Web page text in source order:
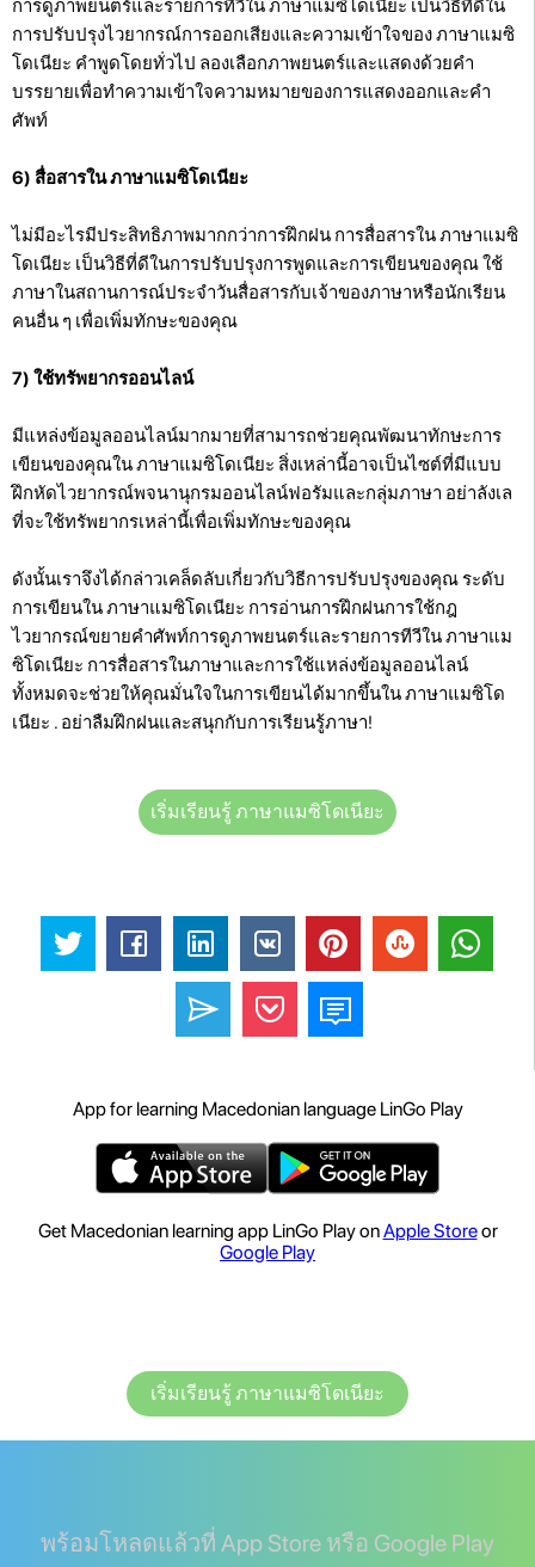
การดูภาพยนตร์และรายการทีวีใน ภาษาแมซิโดเนียะ เป็นวิธีที่ดีใน
การปรับปรุงไวยากรณ์การออกเสียงและความเข้าใจของ ภาษาแมซิ
โดเนียะ คำพูดโดยทั่วไป ลองเลือกภาพยนตร์และแสดงด้วยคำ
บรรยายเพื่อทำความเข้าใจความหมายของการแสดงออกและคำ
ศัพท์
6) สื่อสารใน ภาษาแมซิโดเนียะ
ไม่มีอะไรมีประสิทธิภาพมากกว่าการฝึกฝน การสื่อสารใน ภาษาแมซิ
โดเนียะ เป็นวิธีที่ดีในการปรับปรุงการพูดและการเขียนของคุณ ใช้
ภาษาในสถานการณ์ประจำวันสื่อสารกับเจ้าของภาษาหรือนักเรียน
คนอื่น ๆ เพื่อเพิ่มทักษะของคุณ
7) ใช้ทรัพยากรออนไลน์
มีแหล่งข้อมูลออนไลน์มากมายที่สามารถช่วยคุณพัฒนาทักษะการ
เขียนของคุณใน ภาษาแมซิโดเนียะ สิ่งเหล่านี้อาจเป็นไซต์ที่มีแบบ
ฝึกหัดไวยากรณ์พจนานุกรมออนไลน์ฟอรัมและกลุ่มภาษา อย่าลังเล
ที่จะใช้ทรัพยากรเหล่านี้เพื่อเพิ่มทักษะของคุณ
ดังนั้นเราจึงได้กล่าวเคล็ดลับเกี่ยวกับวิธีการปรับปรุงของคุณ ระดับ
การเขียนใน ภาษาแมซิโดเนียะ การอ่านการฝึกฝนการใช้กฎ
ไวยากรณ์ขยายคำศัพท์การดูภาพยนตร์และรายการทีวีใน ภาษาแม
ซิโดเนียะ การสื่อสารในภาษาและการใช้แหล่งข้อมูลออนไลน์
ทั้งหมดจะช่วยให้คุณมั่นใจในการเขียนได้มากขึ้นใน ภาษาแมซิโด
เนียะ . อย่าลืมฝึกฝนและสนุกกับการเรียนรู้ภาษา!
เริ่มเรียนรู้ ภาษาแมซิโดเนียะ
App for learning Macedonian language LinGo Play
Get Macedonian learning app LinGo Play onApple Storeor
Google Play
เริ่มเรียนรู้ ภาษาแมซิโดเนียะ
พร้อมโหลดแล้วที่ App Store หรือ Google Play